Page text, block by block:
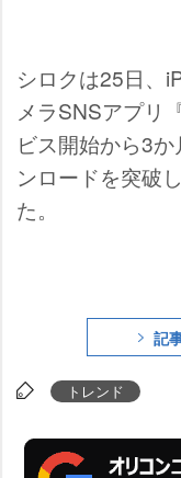
シロクは25日、
メラSNSアプリ
ビス開始から3
ンロードを突破
た。
記
トレンド